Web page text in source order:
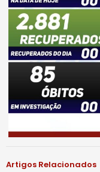
Artigos Relacionados